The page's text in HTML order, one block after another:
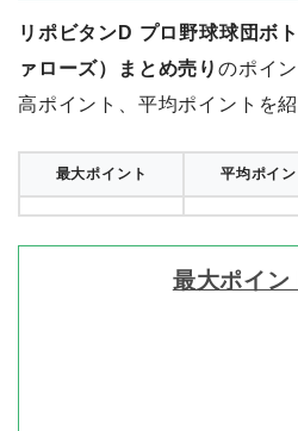
リポビタンD プロ野球球団ボ
ァローズ）まとめ売りのポイ
高ポイント、平均ポイントを紹
最大ポイント 平均ポイン
最大ポイン